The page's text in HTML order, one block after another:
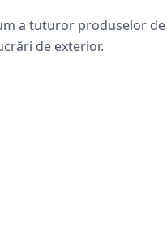
a tuturor produselor de
de exterior.